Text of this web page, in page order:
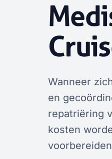
Wanneer
en
repatriëring
kosten